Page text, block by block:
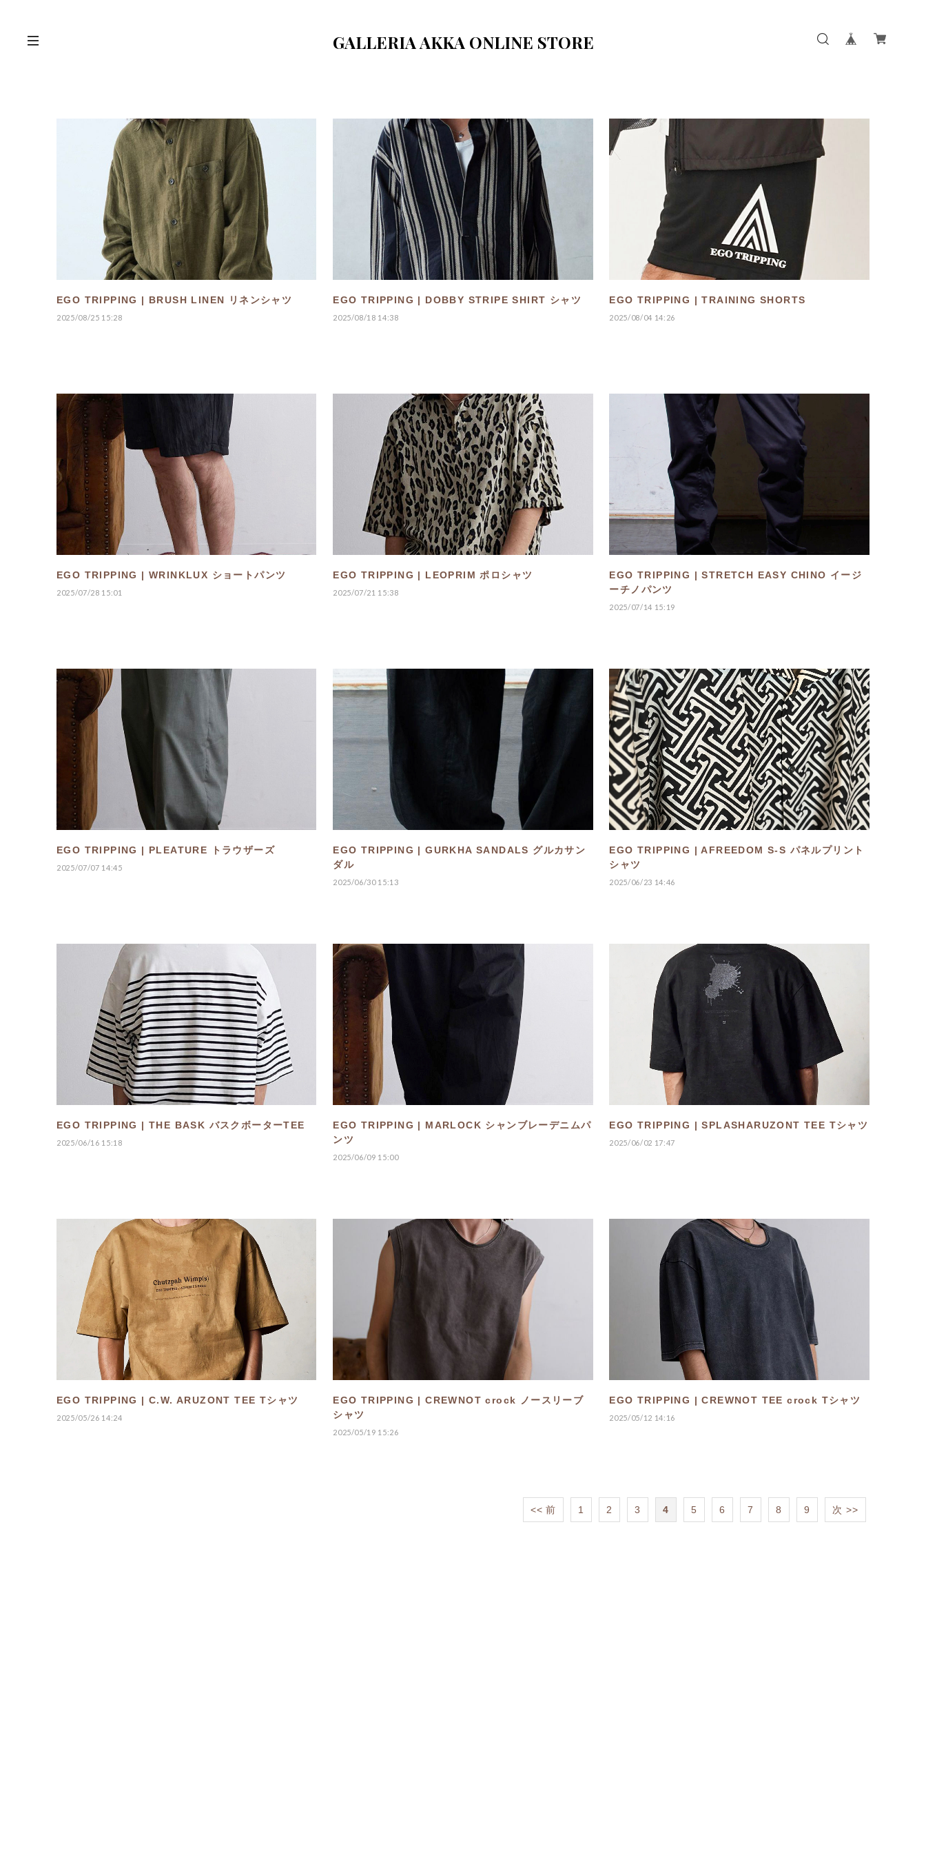
GALLERIA AKKA ONLINE STORE
EGO TRIPPING | BRUSH LINEN リネンシャツ
2025/08/25 15:28
EGO TRIPPING | DOBBY STRIPE SHIRT シャツ
2025/08/18 14:38
EGO TRIPPING | TRAINING SHORTS
2025/08/04 14:26
EGO TRIPPING | WRINKLUX ショートパンツ
2025/07/28 15:01
EGO TRIPPING | LEOPRIM ポロシャツ
2025/07/21 15:38
EGO TRIPPING | STRETCH EASY CHINO イージ
ーチノパンツ
2025/07/14 15:19
EGO TRIPPING | PLEATURE トラウザーズ
2025/07/07 14:45
EGO TRIPPING | GURKHA SANDALS グルカサン
ダル
2025/06/30 15:13
EGO TRIPPING | AFREEDOM S-S パネルプリント
シャツ
2025/06/23 14:46
EGO TRIPPING | THE BASK バスクボーターTEE
2025/06/16 15:18
EGO TRIPPING | MARLOCK シャンブレーデニムパ
ンツ
2025/06/09 15:00
EGO TRIPPING | SPLASHARUZONT TEE Tシャツ
2025/06/02 17:47
EGO TRIPPING | C.W. ARUZONT TEE Tシャツ
2025/05/26 14:24
EGO TRIPPING | CREWNOT crock ノースリーブ
シャツ
2025/05/19 15:26
EGO TRIPPING | CREWNOT TEE crock Tシャツ
2025/05/12 14:16
<< 前 1 2 3 4 5 6 7 8 9 次 >>